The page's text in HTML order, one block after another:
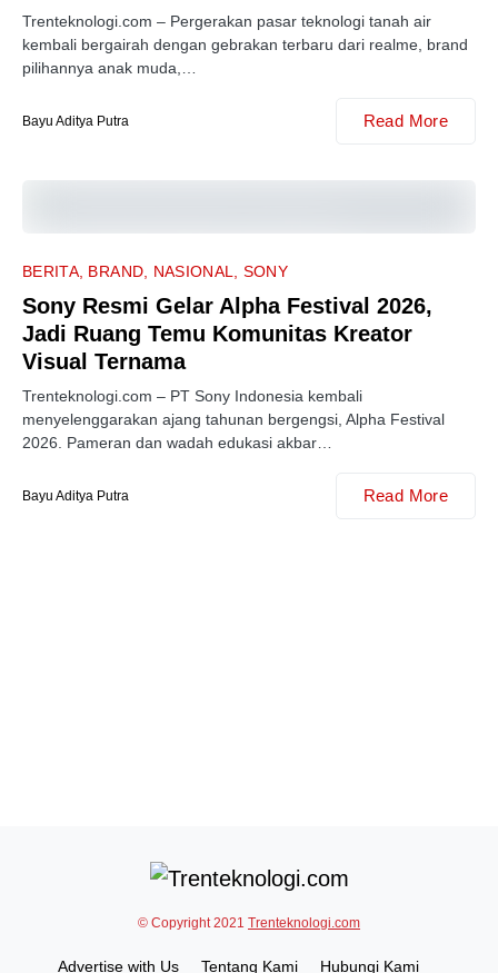
Trenteknologi.com – Pergerakan pasar teknologi tanah air
kembali bergairah dengan gebrakan terbaru dari realme, brand
pilihannya anak muda,…
Bayu Aditya Putra Read More
BERITA BRAND NASIONAL SONY
Sony Resmi Gelar Alpha Festival 2026,
Jadi Ruang Temu Komunitas Kreator
Visual Ternama
Trenteknologi.com – PT Sony Indonesia kembali
menyelenggarakan ajang tahunan bergengsi, Alpha Festival
2026. Pameran dan wadah edukasi akbar…
Bayu Aditya Putra Read More
© Copyright 2021 Trenteknologi.com
Advertise with Us Tentang Kami Hubungi Kami